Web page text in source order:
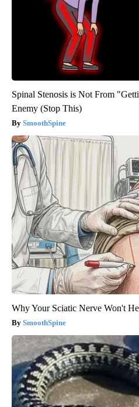
Spinal Stenosis is Not From
Enemy (Stop This)
SmoothSpine
Why Your Sciatic Nerve Won't
SmoothSpine